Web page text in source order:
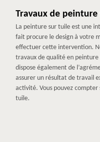
Travaux de
La peinture sur tuile est une
fait procure le design à votre
effectuer cette intervention.
travaux de qualité en
dispose également de
assurer un résultat de travail
activité. Vous pouvez
tuile.